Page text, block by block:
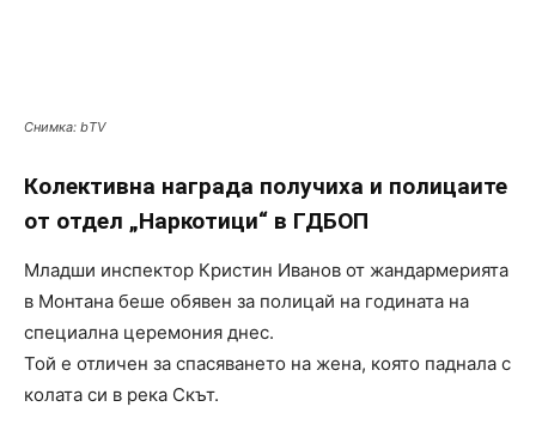
Снимка: bTV
Колективна награда получиха и полицаите
от отдел „Наркотици“ в ГДБОП
Младши инспектор Кристин Иванов от жандармерията
в Монтана беше обявен за полицай на годината на
специална церемония днес.
Той е отличен за спасяването на жена, която паднала с
колата си в река Скът.